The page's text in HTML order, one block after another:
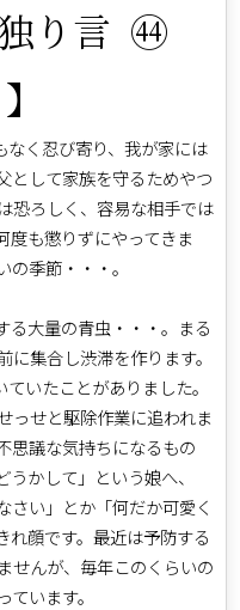
り言 ㊹
く忍び寄り、我が家には
として家族を守るためやつ
恐ろしく、容易な相手では
度も懲りずにやってきま
季節・・・。
大量の青虫・・・。まる
集合し渋滞を作ります。
いたことがありました。
っせと駆除作業に追われま
思議な気持ちになるもの
かして」という娘へ、
さい」とか「何だか可愛く
れ顔です。最近は予防する
せんが、毎年このくらいの
います。